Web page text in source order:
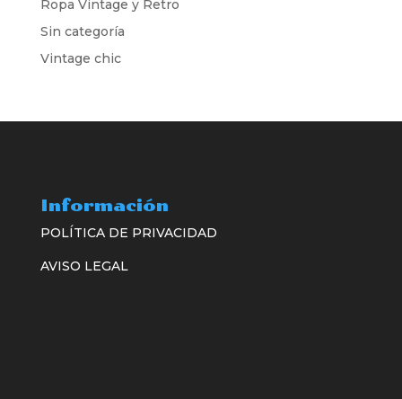
Ropa Vintage y Retro
Sin categoría
Vintage chic
Información
POLÍTICA DE PRIVACIDAD
AVISO LEGAL